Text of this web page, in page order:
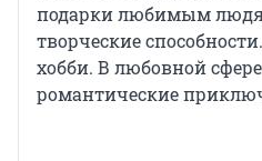
подарки любимым
творческие
хобби. В любовной
романтические